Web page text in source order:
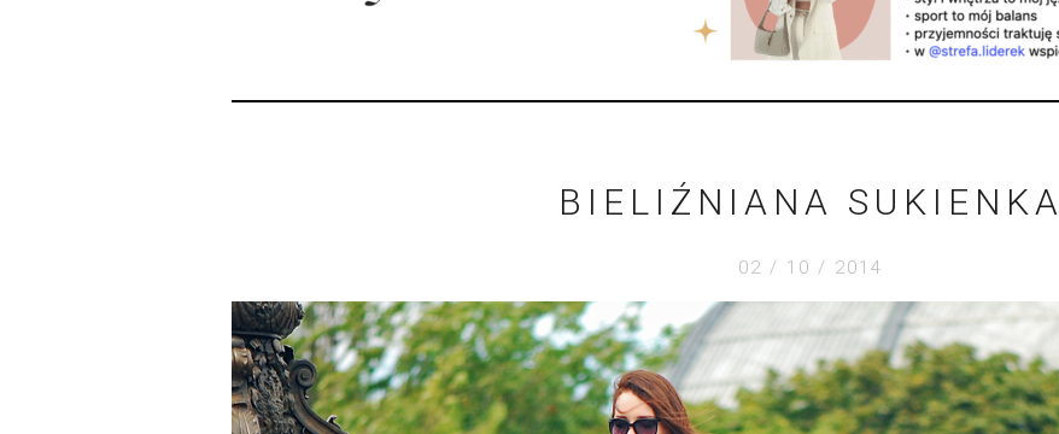
BIELIŹNIANA SUKIENKA
02 / 10 / 2014